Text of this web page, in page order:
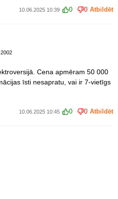
10.06.2025 10:39 0 0 Atbildēt
Cena apmēram 50 000
īsti nesapratu, vai ir 7-vietīgs
10.06.2025 10:45 0 0 Atbildēt